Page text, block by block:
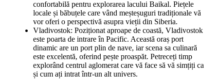
confortabilă pentru explorarea lacului Baikal. Piețele
locale și băbuțele care vând meșteșuguri tradiționale vă
vor oferi o perspectivă asupra vieții din Siberia.
Vladivostok: Poziționat aproape de coastă, Vladivostok
este poarta de intrare în Pacific. Această oraș port
dinamic are un port plin de nave, iar scena sa culinară
este excelentă, oferind pește proaspăt. Petreceți timp
explorând centrul aglomerat care vă face să vă simțiți ca
și cum ați intrat într-un alt univers.